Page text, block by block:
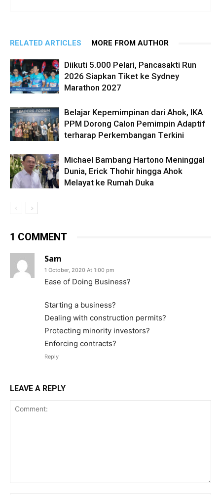
RELATED ARTICLES MORE FROM AUTHOR
Diikuti 5.000 Pelari, Pancasakti Run
2026 Siapkan Tiket ke Sydney
Marathon 2027
Belajar Kepemimpinan dari Ahok, IKA
PPM Dorong Calon Pemimpin Adaptif
terharap Perkembangan Terkini
Michael Bambang Hartono Meninggal
Dunia, Erick Thohir hingga Ahok
Melayat ke Rumah Duka
1 COMMENT
Sam
1 October, 2020 At 1:00 pm
Ease of Doing Business?
Starting a business?
Dealing with construction permits?
Protecting minority investors?
Enforcing contracts?
Reply
LEAVE A REPLY